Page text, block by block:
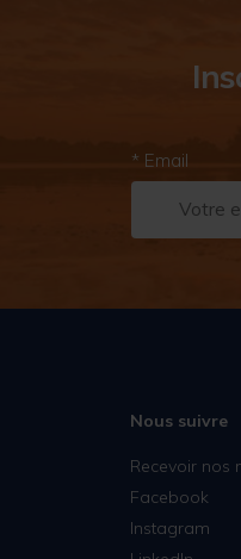
* Email
Nous suivre
Recevoir nos
Facebook
Instagram